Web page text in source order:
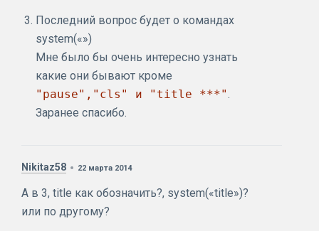
Последний вопрос будет о командах
system(«»)
Мне было бы очень интересно узнать
какие они бывают кроме
"pause","cls" и "title ***" .
Заранее спасибо.
Nikitaz58 22 марта 2014
А в 3, title как обозначить?, system(«title»)?
или по другому?